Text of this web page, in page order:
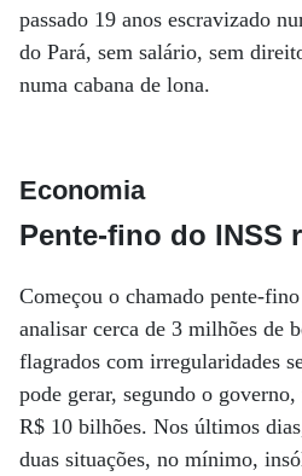
passado 19 anos escravizado
do Pará, sem salário, sem
numa cabana de lona.
Economia
Pente-fino do INSS
Começou o chamado pente-
analisar cerca de 3 milhões de
flagrados com irregularidades
pode gerar, segundo o
R$ 10 bilhões. Nos últimos
duas situações, no mínimo,